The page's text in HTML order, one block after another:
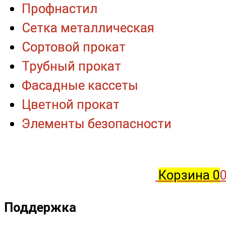
Корзина 0
Поддержка
Профнастил
Сетка металлическая
Сортовой прокат
Трубный прокат
Фасадные кассеты
Цветной прокат
Элементы безопасности
Профнастил
Сетка металлическая
Сортовой прокат
Трубный прокат
Фасадные кассеты
Цветной прокат
Элементы безопасности